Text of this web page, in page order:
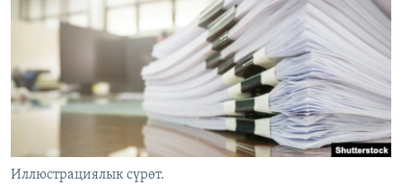
АЗАТТЫК+
ЭЕ/АРнун бардык сайттары
Иллюстрациялык сүрөт.